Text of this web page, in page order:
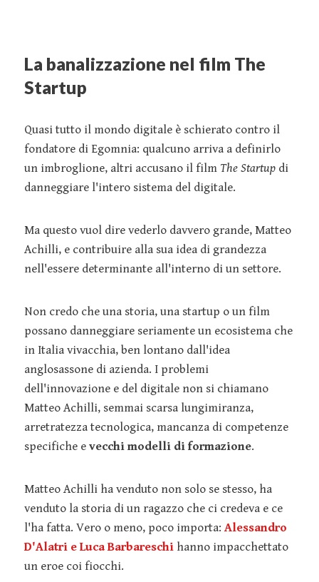
La banalizzazione nel film The
Startup
Quasi tutto il mondo digitale è schierato contro il
fondatore di Egomnia: qualcuno arriva a definirlo
un imbroglione, altri accusano il film The Startup di
danneggiare l'intero sistema del digitale.
Ma questo vuol dire vederlo davvero grande, Matteo
Achilli, e contribuire alla sua idea di grandezza
nell'essere determinante all'interno di un settore.
Non credo che una storia, una startup o un film
possano danneggiare seriamente un ecosistema che
in Italia vivacchia, ben lontano dall'idea
anglosassone di azienda. I problemi
dell'innovazione e del digitale non si chiamano
Matteo Achilli, semmai scarsa lungimiranza,
arretratezza tecnologica, mancanza di competenze
specifiche e vecchi modelli di formazione.
Matteo Achilli ha venduto non solo se stesso, ha
venduto la storia di un ragazzo che ci credeva e ce
l'ha fatta. Vero o meno, poco importa: Alessandro
D'Alatri e Luca Barbareschi hanno impacchettato
un eroe coi fiocchi.